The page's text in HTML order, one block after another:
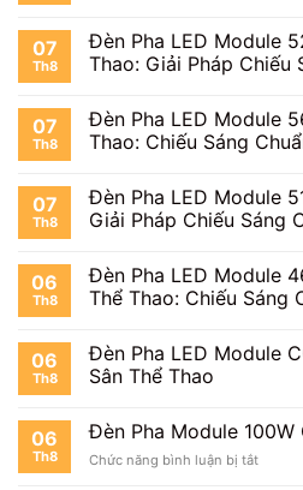
07
Th8
Đèn Pha LED Module
Thao: Giải Pháp Chiếu
07
Th8
Đèn Pha LED Module
Thao: Chiếu Sáng
07
Th8
Đèn Pha LED Module
Giải Pháp Chiếu Sáng
06
Th8
Đèn Pha LED Module
Thể Thao: Chiếu Sáng
06
Th8
Đèn Pha LED Module
Sân Thể Thao
06
Th8
Đèn Pha Module 100W
Chức năng bình luận bị tắtở